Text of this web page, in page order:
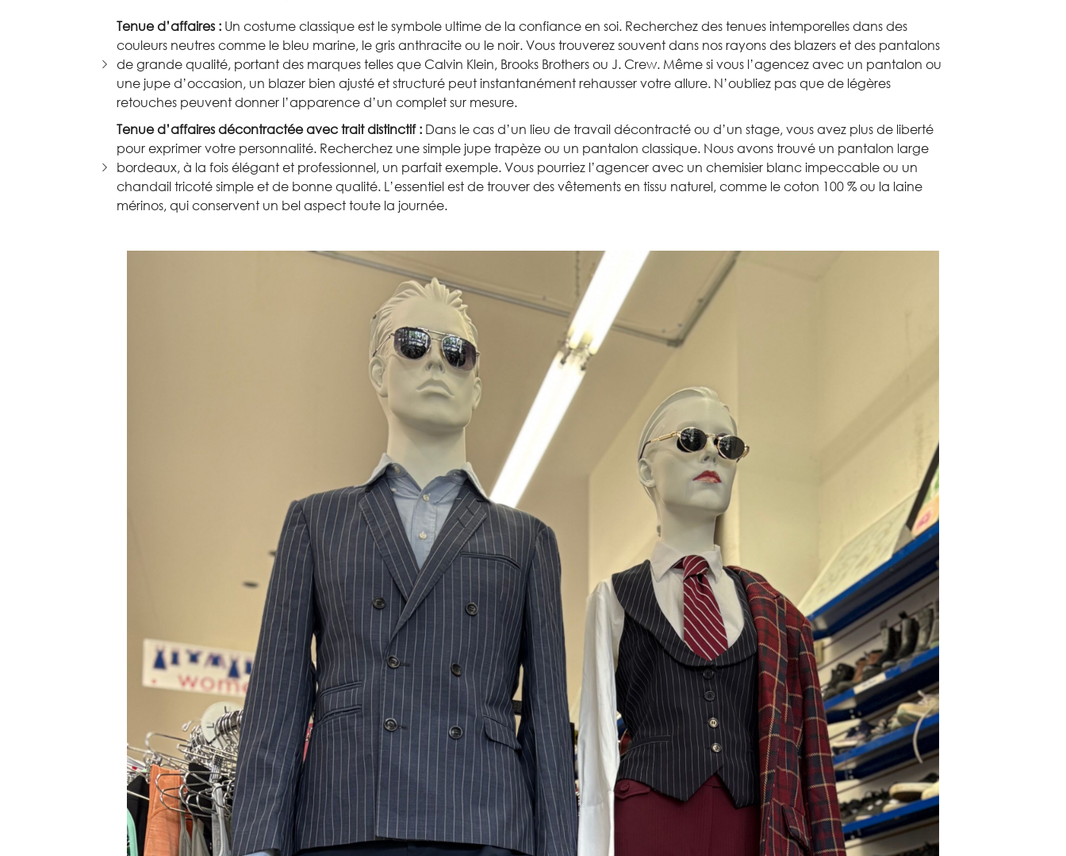
Tenue d’affaires : Un costume classique est le symbole ultime de la confiance en soi. Recherchez des tenues intemporelles dans des
couleurs neutres comme le bleu marine, le gris anthracite ou le noir. Vous trouverez souvent dans nos rayons des blazers et des pantalons
de grande qualité, portant des marques telles que Calvin Klein, Brooks Brothers ou J. Crew. Même si vous l’agencez avec un pantalon ou
une jupe d’occasion, un blazer bien ajusté et structuré peut instantanément rehausser votre allure. N’oubliez pas que de légères
retouches peuvent donner l’apparence d’un complet sur mesure.
Tenue d’affaires décontractée avec trait distinctif : Dans le cas d’un lieu de travail décontracté ou d’un stage, vous avez plus de liberté
pour exprimer votre personnalité. Recherchez une simple jupe trapèze ou un pantalon classique. Nous avons trouvé un pantalon large
bordeaux, à la fois élégant et professionnel, un parfait exemple. Vous pourriez l’agencer avec un chemisier blanc impeccable ou un
chandail tricoté simple et de bonne qualité. L’essentiel est de trouver des vêtements en tissu naturel, comme le coton 100 % ou la laine
mérinos, qui conservent un bel aspect toute la journée.